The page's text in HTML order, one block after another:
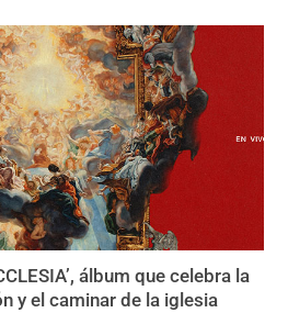
álbum que celebra la
y el caminar de la iglesia